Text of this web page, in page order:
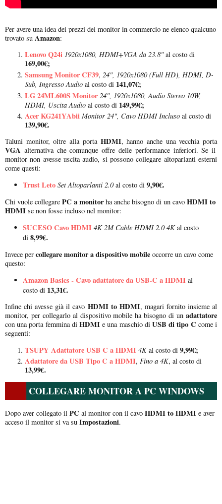
Per avere una idea dei prezzi dei monitor in commercio ne elenco qualcuno
trovato su Amazon:
Lenovo Q24i 1920x1080, HDMI+VGA da 23.8"al costo di
169,00€;
Samsung Monitor CF39, 24", 1920x1080 (Full HD), HDMI, D-
Sub, Ingresso Audio al costo di 141,07€;
LG 24ML600S Monitor 24", 1920x1080, Audio Stereo 10W,
HDMI, Uscita Audio al costo di 149,99€;
Acer KG241YAbii Monitor 24", Cavo HDMI Incluso al costo di
139,90€.
Taluni monitor, oltre alla porta HDMI, hanno anche una vecchia porta
VGA alternativa che comunque offre delle performance inferiori. Se il
monitor non avesse uscita audio, si possono collegare altoparlanti esterni
come questi:
Trust Leto Set Altoparlanti 2.0al costo di9,90€.
Chi vuole collegare PC a monitorha anche bisogno di un cavo HDMI to
HDMI se non fosse incluso nel monitor:
SUCESO Cavo HDMI 4K 2M Cable HDMI 2.0 4Kal costo
di 8,99€.
Invece per collegare monitor a dispositivo mobile occorre un cavo come
questo:
Amazon Basics - Cavo adattatore da USB-C a HDMI al
costo di 13,31€.
Infine chi avesse già il cavo HDMI to HDMI, magari fornito insieme al
monitor, per collegarlo al dispositivo mobile ha bisogno di un adattatore
con una porta femmina diHDMI e una maschio diUSB di tipo C come i
seguenti:
TSUPY Adattatore USB C a HDMI 4Kal costo di 9,99€;
Adattatore da USB Tipo C a HDMI, Fino a 4K, al costo di
13,99€.
COLLEGARE MONITOR A PC WINDOWS
Dopo aver collegato il PC al monitor con il cavo HDMI to HDMI e aver
acceso il monitor si va su Impostazioni.